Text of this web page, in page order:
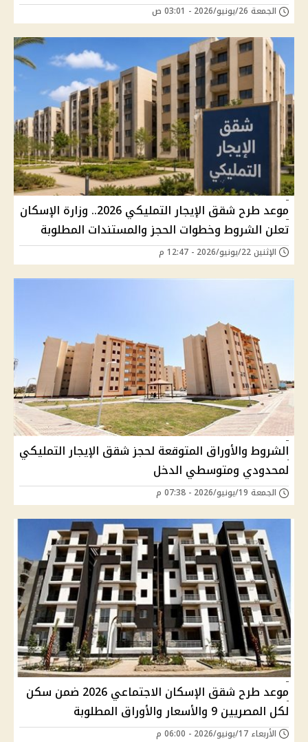
الجمعة 26/يونيو/2026 - 03:01 ص
موعد طرح شقق الإيجار التمليكي 2026.. وزارة الإسكان
تعلن الشروط وخطوات الحجز والمستندات المطلوبة
الإثنين 22/يونيو/2026 - 12:47 م
الشروط والأوراق المتوقعة لحجز شقق الإيجار التمليكي
لمحدودي ومتوسطي الدخل
الجمعة 19/يونيو/2026 - 07:38 م
موعد طرح شقق الإسكان الاجتماعي 2026 ضمن سكن
لكل المصريين 9 والأسعار والأوراق المطلوبة
الأربعاء 17/يونيو/2026 - 06:00 م